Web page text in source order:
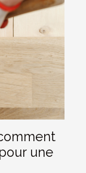
une